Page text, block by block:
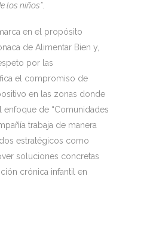
los niños”.
en el propósito
de Alimentar Bien y,
por las
el compromiso de
en las zonas donde
enfoque de “Comunidades
trabaja de manera
estratégicos como
soluciones concretas
crónica infantil en